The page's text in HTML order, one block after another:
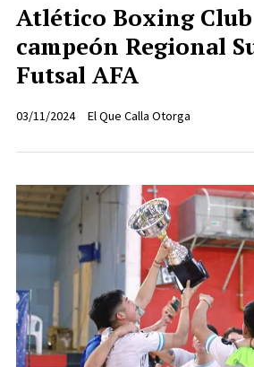
Atlético Boxing
campeón Regional
Futsal AFA
El Que Calla Otorga
03/11/2024